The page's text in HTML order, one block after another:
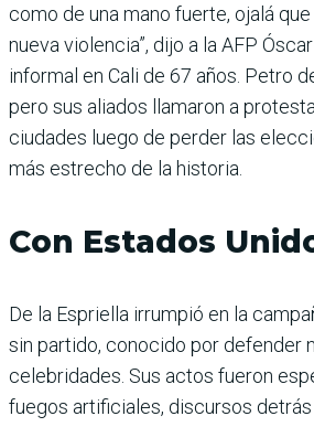
como de una mano fuerte, ojalá
nueva violencia”, dijo a la AFP
informal en Cali de 67 años. Petro
pero sus aliados llamaron a
ciudades luego de perder las
más estrecho de la historia.
Con Estados
De la Espriella irrumpió en la
sin partido, conocido por defender
celebridades. Sus actos fueron
fuegos artificiales, discursos